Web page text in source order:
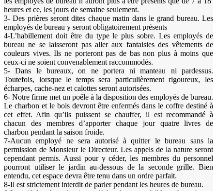
heures et ce, les jours de semaine seulement.
3- Des prières seront dites chaque matin dans le grand bureau. Les
employés de bureau y seront obligatoirement présents
4-L’habillement doit être du type le plus sobre. Les employés de
bureau ne se laisseront pas aller aux fantaisies des vêtements de
couleurs vives. Ils ne porteront pas de bas non plus à moins que
ceux-ci ne soient convenablement raccommodés.
5- Dans le bureaux, on ne portera ni manteau ni pardessus.
Toutefois, lorsque le temps sera particulièrement rigoureux, les
écharpes, cache-nez et calottes seront autorisées.
6- Notre firme met un poêle à la disposition des employés de bureau.
Le charbon et le bois devront être enfermés dans le coffre destiné à
cet effet. Afin qu’ils puissent se chauffer, il est recommandé à
chacun des membres d’apporter chaque jour quatre livres de
charbon pendant la saison froide.
7-Aucun employé ne sera autorisé à quitter le bureau sans la
permission de Monsieur le Directeur. Les appels de la nature seront
cependant permis. Aussi pour y céder, les membres du personnel
pourront utiliser le jardin au-dessous de la seconde grille. Bien
entendu, cet espace devra être tenu dans un ordre parfait.
8-Il est strictement interdit de parler pendant les heures de bureau.